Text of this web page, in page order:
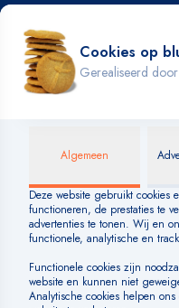
Badkleding
Over BLUE
Veelgestelde vragen